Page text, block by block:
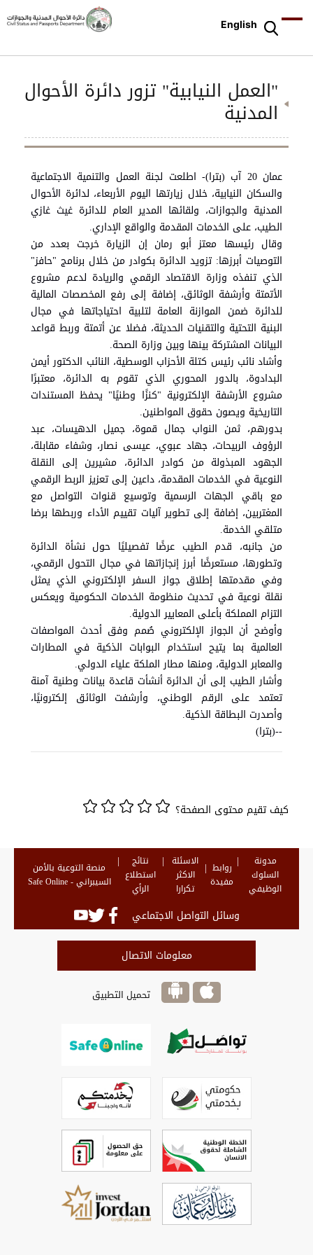
English
"العمل النيابية" تزور دائرة الأحوال
المدنية
عمان 20 آب (بترا)- اطلعت لجنة العمل والتنمية الاجتماعية
والسكان النيابية، خلال زيارتها اليوم الأربعاء، لدائرة الأحوال
المدنية والجوازات، ولقائها المدير العام للدائرة غيث غازي
الطيب، على الخدمات المقدمة والواقع الإداري.
وقال رئيسها معتز أبو رمان إن الزيارة خرجت بعدد من
التوصيات أبرزها: تزويد الدائرة بكوادر من خلال برنامج "حافز"
الذي تنفذه وزارة الاقتصاد الرقمي والريادة لدعم مشروع
الأتمتة وأرشفة الوثائق، إضافة إلى رفع المخصصات المالية
للدائرة ضمن الموازنة العامة لتلبية احتياجاتها في مجال
البنية التحتية والتقنيات الحديثة، فضلا عن أتمتة وربط قواعد
البيانات المشتركة بينها وبين وزارة الصحة.
وأشاد نائب رئيس كتلة الأحزاب الوسطية، النائب الدكتور أيمن
البدادوة، بالدور المحوري الذي تقوم به الدائرة، معتبرًا
مشروع الأرشفة الإلكترونية "كنزًا وطنيًا" يحفظ المستندات
التاريخية ويصون حقوق المواطنين.
بدورهم، ثمن النواب جمال قموة، جميل الدهيسات، عبد
الرؤوف الربيحات، جهاد عبوي، عيسى نصار، وشفاء مقابلة،
الجهود المبذولة من كوادر الدائرة، مشيرين إلى النقلة
النوعية في الخدمات المقدمة، داعين إلى تعزيز الربط الرقمي
مع باقي الجهات الرسمية وتوسيع قنوات التواصل مع
المغتربين، إضافة إلى تطوير آليات تقييم الأداء وربطها برضا
متلقي الخدمة.
من جانبه، قدم الطيب عرضًا تفصيليًا حول نشأة الدائرة
وتطورها، مستعرضًا أبرز إنجازاتها في مجال التحول الرقمي،
وفي مقدمتها إطلاق جواز السفر الإلكتروني الذي يمثل
نقلة نوعية في تحديث منظومة الخدمات الحكومية ويعكس
التزام المملكة بأعلى المعايير الدولية.
وأوضح أن الجواز الإلكتروني صُمم وفق أحدث المواصفات
العالمية بما يتيح استخدام البوابات الذكية في المطارات
والمعابر الدولية، ومنها مطار الملكة علياء الدولي.
وأشار الطيب إلى أن الدائرة أنشأت قاعدة بيانات وطنية آمنة
تعتمد على الرقم الوطني، وأرشفت الوثائق إلكترونيًا،
وأصدرت البطاقة الذكية.
--(بترا)
كيف تقيم محتوى الصفحة؟
مدونة
السلوك
الوظيفي
روابط
مفيدة
الاسئلة
الاكثر
تكرارا
نتائج
استطلاع
الرأي
منصة التوعية بالأمن
السيبراني - Safe Online
وسائل التواصل الاجتماعي
معلومات الاتصال
تحميل التطبيق